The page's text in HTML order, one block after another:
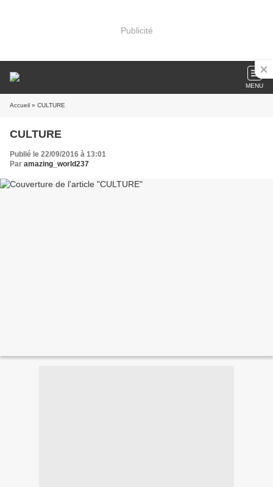
Publicité
MENU
Accueil » CULTURE
CULTURE
Publié le 22/09/2016 à 13:01
Par amazing_world237